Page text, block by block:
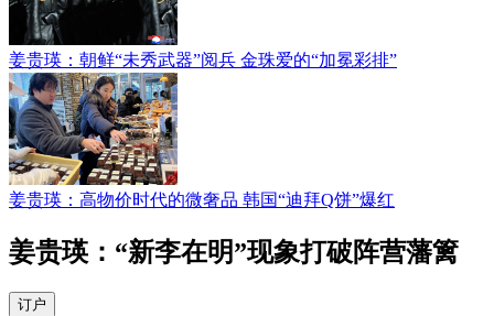
姜贵瑛：朝鲜“未秀武器”阅兵 金珠爱的“加冕彩排”
姜贵瑛：高物价时代的微奢品 韩国“迪拜Q饼”爆红
姜贵瑛：“新李在明”现象打破阵营藩篱
订户